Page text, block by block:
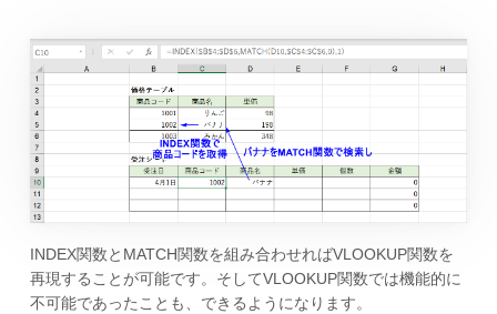
INDEX関数とMATCH関数を組み合わせればVLOOKUP関数を
再現することが可能です。そしてVLOOKUP関数では機能的に
不可能であったことも、できるようになります。